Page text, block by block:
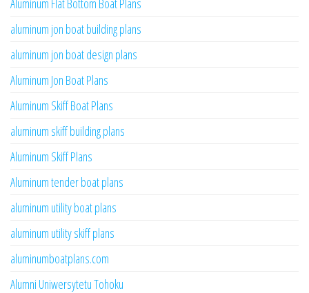
Aluminum Flat Bottom Boat Plans
aluminum jon boat building plans
aluminum jon boat design plans
Aluminum Jon Boat Plans
Aluminum Skiff Boat Plans
aluminum skiff building plans
Aluminum Skiff Plans
Aluminum tender boat plans
aluminum utility boat plans
aluminum utility skiff plans
aluminumboatplans.com
Alumni Uniwersytetu Tohoku